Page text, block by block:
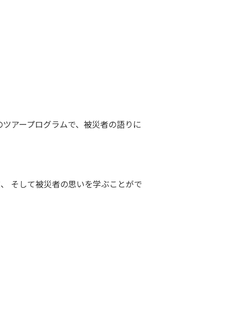
アープログラムで、被災者の語りに
そして被災者の思いを学ぶことがで